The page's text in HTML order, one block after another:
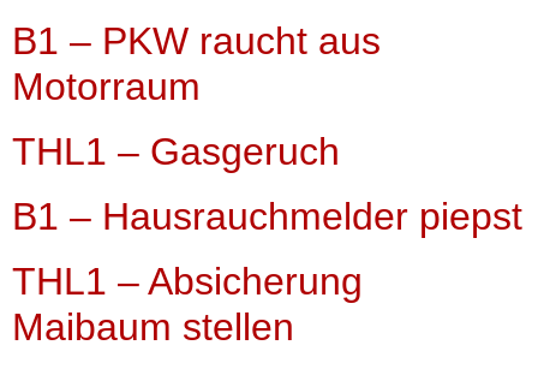
B1 – PKW raucht aus
Motorraum
THL1 – Gasgeruch
B1 – Hausrauchmelder piepst
THL1 – Absicherung
Maibaum stellen